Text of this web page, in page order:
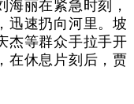
丽在紧急时刻，
迅速扔向河里。坡
杰等群众手拉手开
在休息片刻后，贾